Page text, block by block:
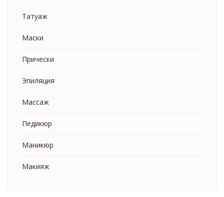
Татуаж
Маски
Прически
Эпиляция
Массаж
Педикюр
Маникюр
Макияж